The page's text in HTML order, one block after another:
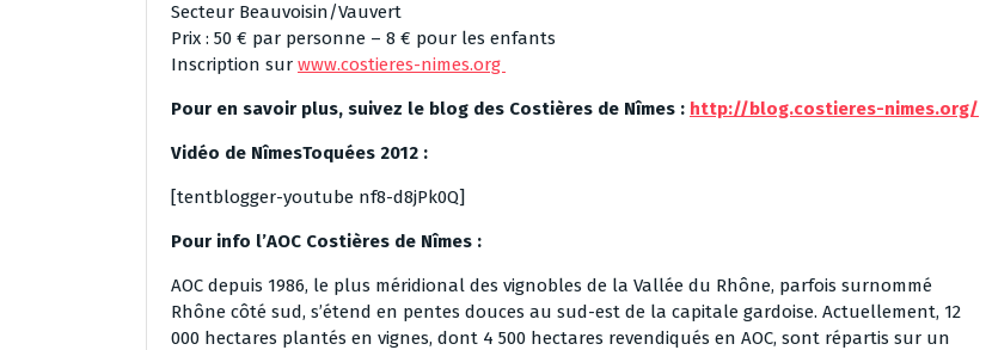
Secteur Beauvoisin/Vauvert
Prix : 50 € par personne – 8 € pour les enfants
Inscription sur www.costieres-nimes.org
Pour en savoir plus, suivez le blog des Costières de Nîmes : http://blog.costieres-nimes.org/
Vidéo de NîmesToquées 2012 :
[tentblogger-youtube nf8-d8jPk0Q]
Pour info l’AOC Costières de Nîmes :
AOC depuis 1986, le plus méridional des vignobles de la Vallée du Rhône, parfois surnommé
Rhône côté sud, s’étend en pentes douces au sud-est de la capitale gardoise. Actuellement, 12
000 hectares plantés en vignes, dont 4 500 hectares revendiqués en AOC, sont répartis sur un